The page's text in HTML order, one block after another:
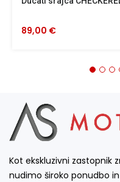
89,00 €
Kot ekskluzivni zastopnik
nudimo široko ponudbo